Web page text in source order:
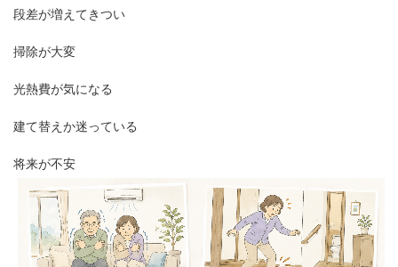
段差が増えてきつい
掃除が大変
光熱費が気になる
建て替えか迷っている
将来が不安